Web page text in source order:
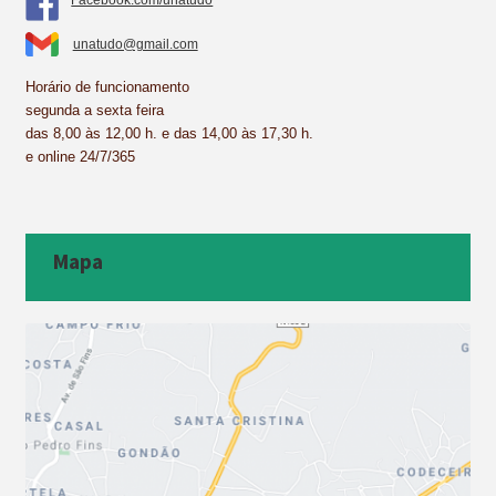
unatudo@gmail.com
Horário de funcionamento
segunda a sexta feira
das 8,00 às 12,00 h. e das 14,00 às 17,30 h.
e online 24/7/365
Mapa